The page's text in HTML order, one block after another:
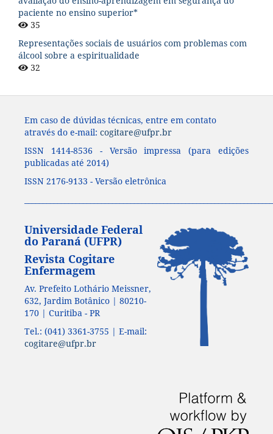
paciente no ensino superior*
35
Representações sociais de usuários com problemas com
álcool sobre a espiritualidade
32
Em caso de dúvidas técnicas, entre em contato
através do e-mail: cogitare@ufpr.br
ISSN 1414-8536 - Versão impressa (para edições
publicadas até 2014)
ISSN 2176-9133 - Versão eletrônica
Universidade Federal
do Paraná (UFPR)
Revista Cogitare
Enfermagem
Av. Prefeito Lothário Meissner,
632, Jardim Botânico | 80210-
170 | Curitiba - PR
Tel.: (041) 3361-3755 | E-mail:
cogitare@ufpr.br